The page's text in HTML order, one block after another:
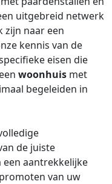
uitgebreid netwerk
zijn naar een
kennis van de
eisen die
woonhuis met
begeleiden in
de juiste
aantrekkelijke
van uw